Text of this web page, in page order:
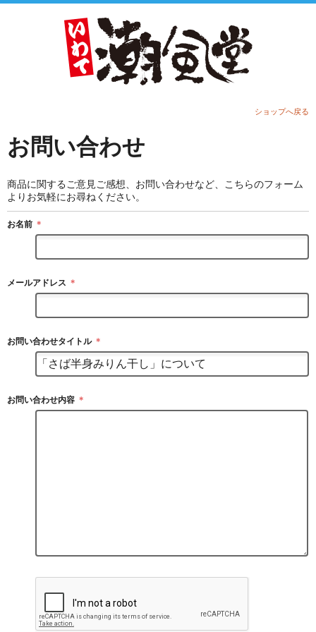
ショップへ戻る
お問い合わせ
商品に関するご意見ご感想、お問い合わせなど、こちらのフォーム
よりお気軽にお尋ねください。
お名前 ＊
メールアドレス ＊
お問い合わせタイトル ＊
お問い合わせ内容 ＊